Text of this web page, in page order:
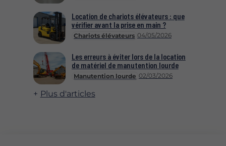
Chariots élévateurs 04/05/2026
Location de chariots élévateurs : que
vérifier avant la prise en main ?
Manutention lourde 02/03/2026
Les erreurs à éviter lors de la location
de matériel de manutention lourde
Plus d'articles